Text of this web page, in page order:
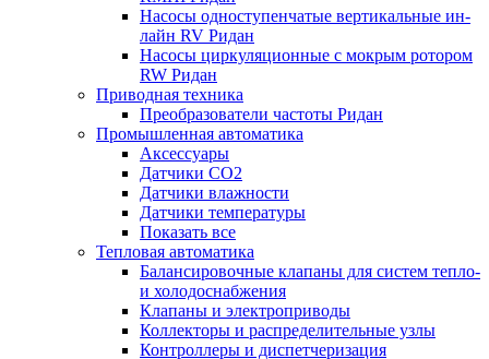
Насосы одноступенчатые вертикальные ин-
лайн RV Ридан
Насосы циркуляционные с мокрым ротором
RW Ридан
Приводная техника
Преобразователи частоты Ридан
Промышленная автоматика
Аксессуары
Датчики CO2
Датчики влажности
Датчики температуры
Показать все
Тепловая автоматика
Балансировочные клапаны для систем тепло-
и холодоснабжения
Клапаны и электроприводы
Коллекторы и распределительные узлы
Контроллеры и диспетчеризация